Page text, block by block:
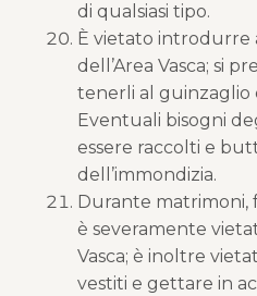
di qualsiasi tipo.
È vietato introdurre
dell’Area Vasca; si
tenerli al guinzaglio
Eventuali bisogni
essere raccolti e
dell’immondizia.
Durante matrimoni,
è severamente
Vasca; è inoltre
vestiti e gettare in